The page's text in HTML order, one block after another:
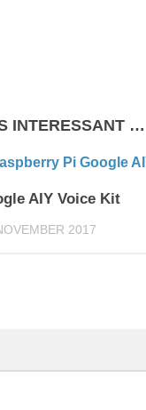
INTERESSANT …
AIY Voice Kit
2017